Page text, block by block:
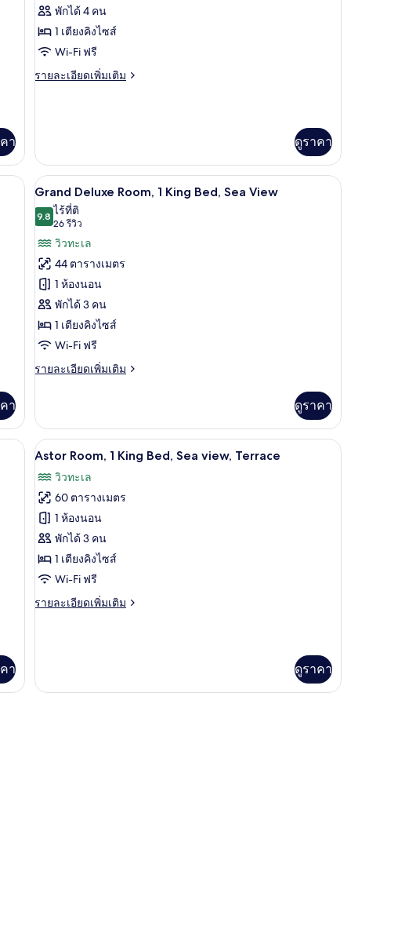
เตียง,
วิว
ทะเล
า
ห้อง
สวีท,
1
ห้อง
พักได้ 4 คน
1 เตียงคิงไซส์
Wi-Fi ฟรี
รายละเอียดเพิ่มเติม
ราย
ห้อง
สวี
ท,
ห้อง
นอน,
วิว
ทะเล
ดูราคา
นระดับพรีเมียม, ผ้านวมขนเป็ด
า
เปิด
ภาพถ่าย
ทั้งหมด
ของ
Grand
Deluxe
Room,
1
King
Bed,
ผ้าปูที่นอนฝ้ายอียิปต์, เครื่องนอนระดับพรีเมียม
6
Grand Deluxe Room, 1 King Bed, Sea View
9.89.8 จาก 10
ไร้ที่ติ
26 รีวิว
(26
รีวิว)
วิวทะเล
44 ตารางเมตร
1 ห้องนอน
พักได้ 3 คน
1 เตียงคิงไซส์
Wi-Fi ฟรี
รายละเอียดเพิ่มเติม
ราย
เกี่ยว
กับ
Grand
Room,
King
Bed,
Sea
View
ดูราคา
, วิวทะเล (Corner) | ผ้าปูที่นอนฝ้ายอียิปต์, เครื่องนอนระดับพรีเมียม, ผ้านวมขนเป็ด
า
เปิด
ภาพถ่าย
ทั้งหมด
ของ
Astor
Room,
1
Bed,
ผ้าปูที่นอนฝ้ายอียิปต์, เครื่องนอนระดับพรีเมียม
6
Astor Room, 1 King Bed, Sea view, Terrace
วิวทะเล
60 ตารางเมตร
1 ห้องนอน
พักได้ 3 คน
1 เตียงคิงไซส์
Wi-Fi ฟรี
รายละเอียดเพิ่มเติม
ราย
Astor
ดูราคา
เป็ด